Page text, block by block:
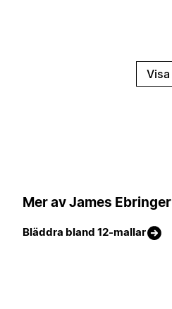
Visa
Mer av James Ebringer
Bläddra bland 12-mallar